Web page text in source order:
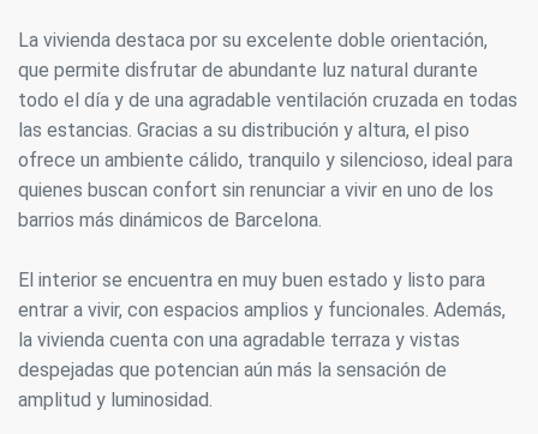
La vivienda destaca por su excelente doble orientación,
que permite disfrutar de abundante luz natural durante
todo el día y de una agradable ventilación cruzada en todas
las estancias. Gracias a su distribución y altura, el piso
ofrece un ambiente cálido, tranquilo y silencioso, ideal para
quienes buscan confort sin renunciar a vivir en uno de los
barrios más dinámicos de Barcelona.
El interior se encuentra en muy buen estado y listo para
entrar a vivir, con espacios amplios y funcionales. Además,
la vivienda cuenta con una agradable terraza y vistas
despejadas que potencian aún más la sensación de
amplitud y luminosidad.